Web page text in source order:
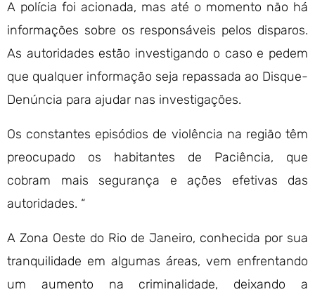
A polícia foi acionada, mas até o momento não há
informações sobre os responsáveis pelos disparos.
As autoridades estão investigando o caso e pedem
que qualquer informação seja repassada ao Disque-
Denúncia para ajudar nas investigações.
Os constantes episódios de violência na região têm
preocupado os habitantes de Paciência, que
cobram mais segurança e ações efetivas das
autoridades. “
A Zona Oeste do Rio de Janeiro, conhecida por sua
tranquilidade em algumas áreas, vem enfrentando
um aumento na criminalidade, deixando a